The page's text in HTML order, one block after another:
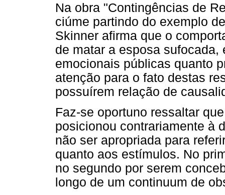
Na obra "Contingências de
ciúme partindo do exemplo
Skinner afirma que o
de matar a esposa
emocionais públicas quanto
atenção para o fato destas
possuírem relação de
Faz-se oportuno ressaltar
posicionou contrariamente à
não ser apropriada para
quanto aos estímulos. No
no segundo por serem
longo de um continuum de